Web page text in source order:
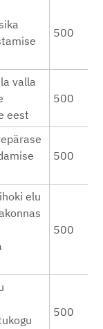
500
valla
eest
500
500
elu
500
500